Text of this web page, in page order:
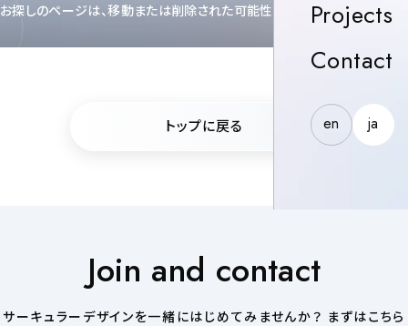
Projects
Contact
en ja
お探しのページは、移動または削除された可能性があります。
トップに戻る
Join and contact
サーキュラーデザインを一緒にはじめてみませんか？ まずはこちら